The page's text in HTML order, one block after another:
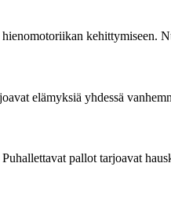
kehittymiseen.
elämyksiä yhdessä
pallot tarjoavat